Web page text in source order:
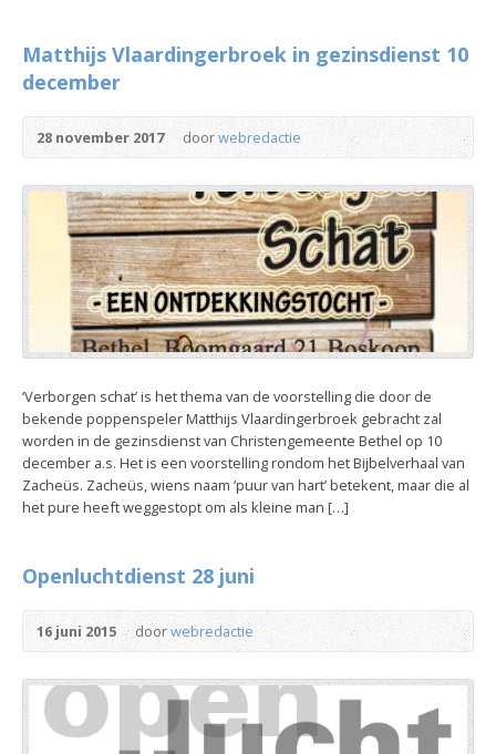
Matthijs Vlaardingerbroek in gezinsdienst 10
december
28 november 2017 doorwebredactie
‘Verborgen schat’ is het thema van de voorstelling die door de
bekende poppenspeler Matthijs Vlaardingerbroek gebracht zal
worden in de gezinsdienst van Christengemeente Bethel op 10
december a.s. Het is een voorstelling rondom het Bijbelverhaal van
Zacheüs. Zacheüs, wiens naam ‘puur van hart’ betekent, maar die al
het pure heeft weggestopt om als kleine man […]
Openluchtdienst 28 juni
16 juni 2015 doorwebredactie